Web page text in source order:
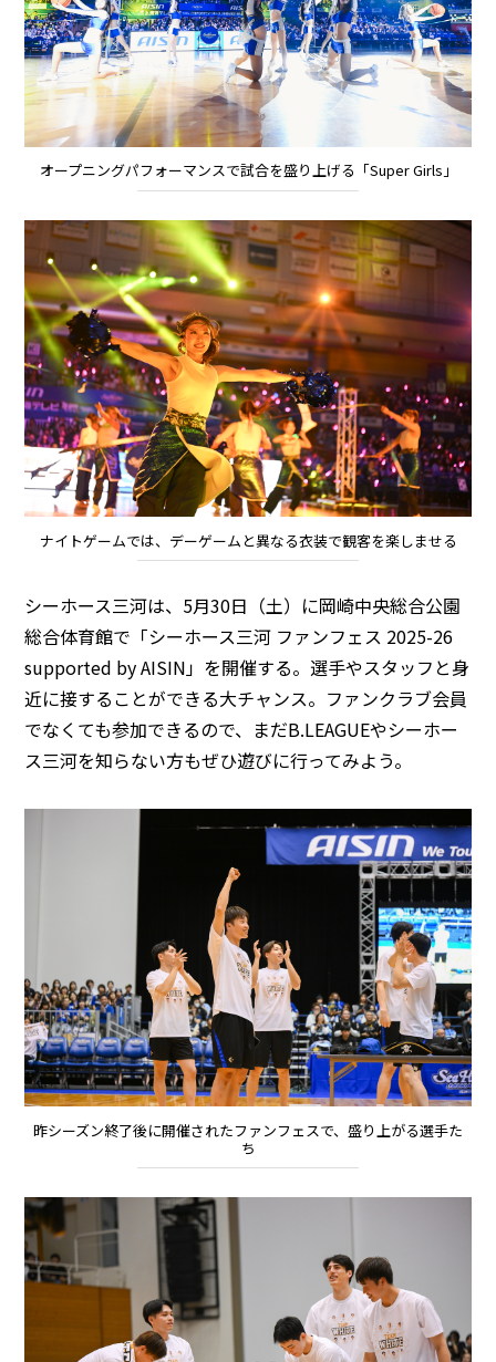
オープニングパフォーマンスで試合を盛り上げる「Super Girls」
ナイトゲームでは、デーゲームと異なる衣装で観客を楽しませる
シーホース三河は、5月30日（土）に岡崎中央総合公園
総合体育館で「シーホース三河 ファンフェス 2025-26
supported by AISIN」を開催する。選手やスタッフと身
近に接することができる大チャンス。ファンクラブ会員
でなくても参加できるので、まだB.LEAGUEやシーホー
ス三河を知らない方もぜひ遊びに行ってみよう。
昨シーズン終了後に開催されたファンフェスで、盛り上がる選手た
ち